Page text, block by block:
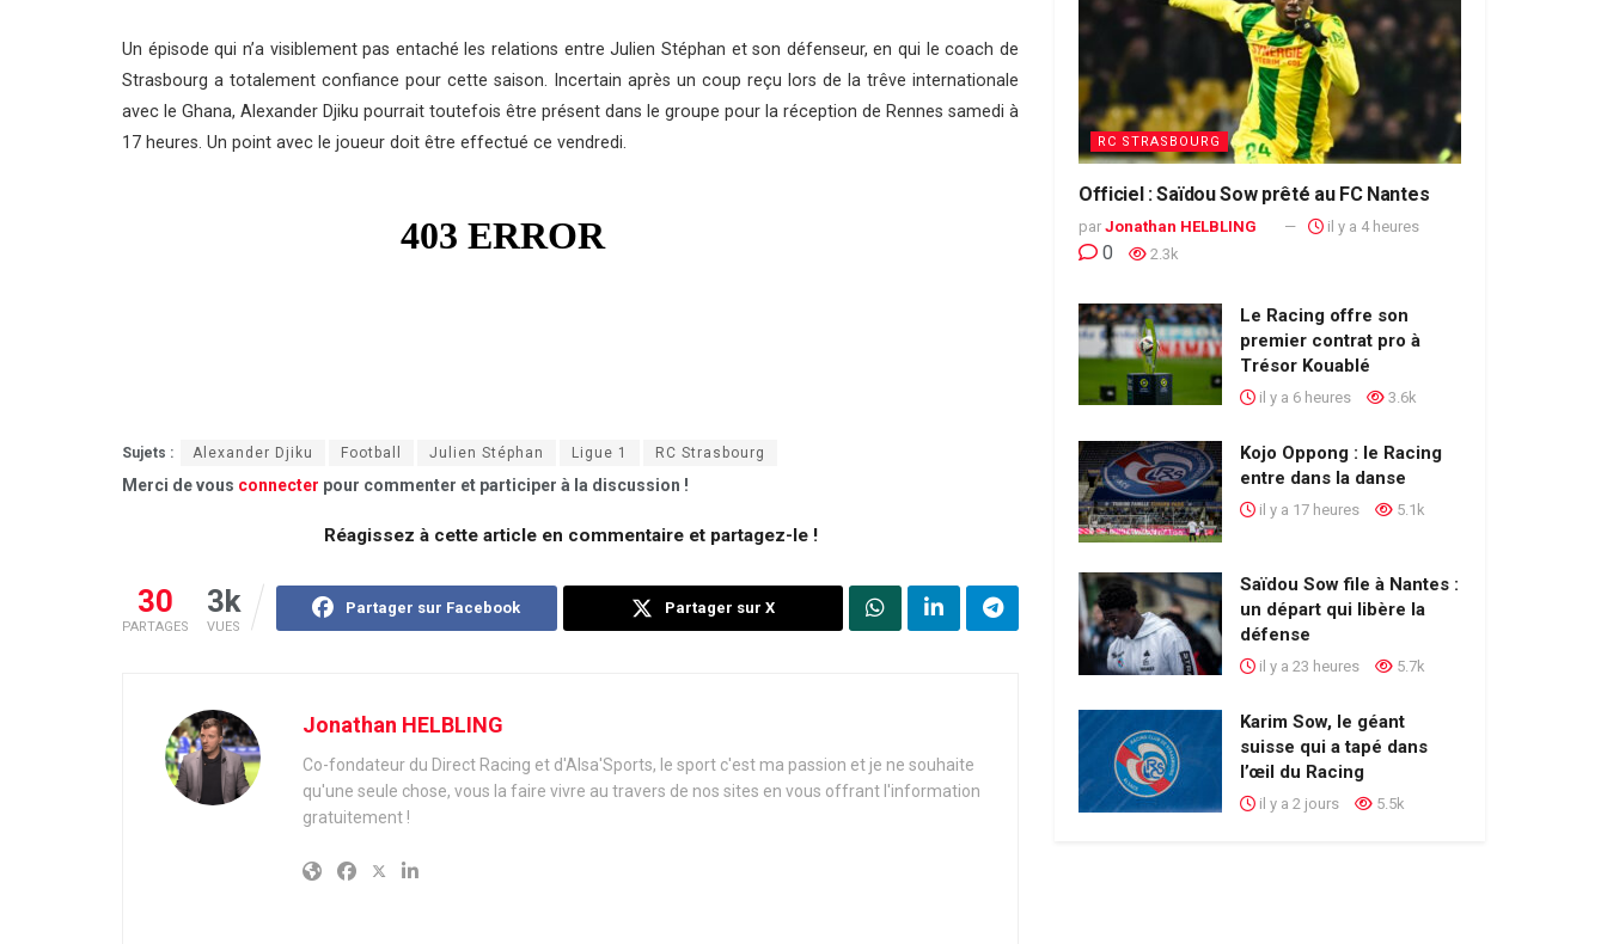
Un épisode qui n’a visiblement pas entaché les relations entre Julien Stéphan et son défenseur, en qui le coach de
Strasbourg a totalement confiance pour cette saison. Incertain après un coup reçu lors de la trêve internationale
avec le Ghana, Alexander Djiku pourrait toutefois être présent dans le groupe pour la réception de Rennes samedi à
17 heures. Un point avec le joueur doit être effectué ce vendredi.
Sujets : Alexander Djiku Football Julien Stéphan Ligue 1 RC Strasbourg
Merci de vous connecter pour commenter et participer à la discussion !
Réagissez à cette article en commentaire et partagez-le !
30
PARTAGES
3k
VUES
Partager sur Facebook Partager sur X
Jonathan HELBLING
Co-fondateur du Direct Racing et d'Alsa'Sports, le sport c'est ma passion et je ne souhaite
qu'une seule chose, vous la faire vivre au travers de nos sites en vous offrant l'information
gratuitement !
RC STRASBOURG
Officiel : Saïdou Sow prêté au FC Nantes
par Jonathan HELBLING il y a 4 heures
0 2.3k
Le Racing offre son
premier contrat pro à
Trésor Kouablé
il y a 6 heures 3.6k
Kojo Oppong : le Racing
entre dans la danse
il y a 17 heures 5.1k
Saïdou Sow file à Nantes :
un départ qui libère la
défense
il y a 23 heures 5.7k
Karim Sow, le géant
suisse qui a tapé dans
l’œil du Racing
il y a 2 jours 5.5k